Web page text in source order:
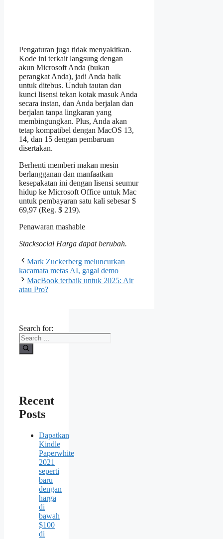
Pengaturan juga tidak menyakitkan.
Kode ini terkait langsung dengan
akun Microsoft Anda (bukan
perangkat Anda), jadi Anda baik
untuk ditebus. Unduh tautan dan
kunci lisensi tekan kotak masuk Anda
secara instan, dan Anda berjalan dan
berjalan tanpa lingkaran yang
membingungkan. Plus, Anda akan
tetap kompatibel dengan MacOS 13,
14, dan 15 dengan pembaruan
disertakan.
Berhenti memberi makan mesin
berlangganan dan manfaatkan
kesepakatan ini dengan lisensi seumur
hidup ke Microsoft Office untuk Mac
untuk pembayaran satu kali sebesar $
69,97 (Reg. $ 219).
Penawaran mashable
Stacksocial Harga dapat berubah.
Mark Zuckerberg meluncurkan
kacamata metas AI, gagal demo
MacBook terbaik untuk 2025: Air
atau Pro?
Search for:
Recent
Posts
Dapatkan
Kindle
Paperwhite
2021
seperti
baru
dengan
harga
di
bawah
$100
di